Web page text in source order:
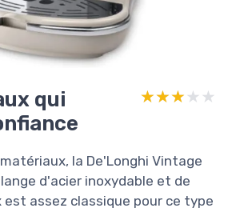
qui
★★★★★
★★★★★
la De'Longhi Vintage
d'acier inoxydable et de
est assez classique pour ce type